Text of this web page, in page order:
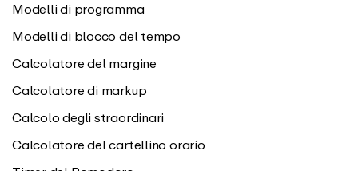
Modelli di programma
Modelli di blocco del tempo
Calcolatore del margine
Calcolatore di markup
Calcolo degli straordinari
Calcolatore del cartellino orario